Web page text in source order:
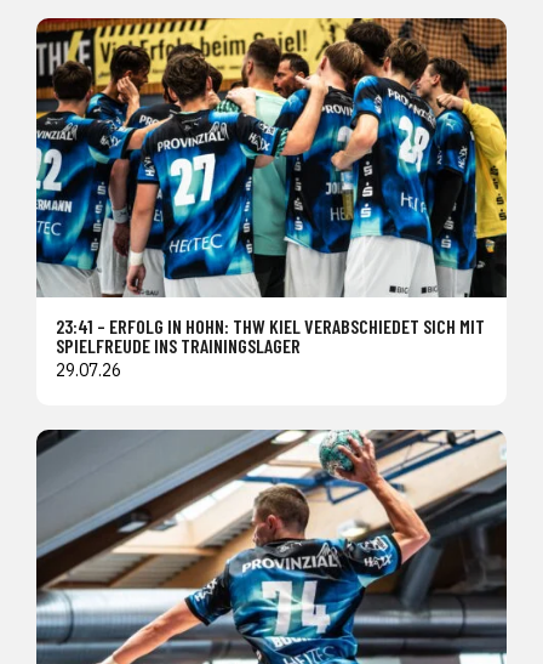
23:41 – ERFOLG IN HOHN: THW KIEL VERABSCHIEDET SICH MIT
SPIELFREUDE INS TRAININGSLAGER
29.07.26